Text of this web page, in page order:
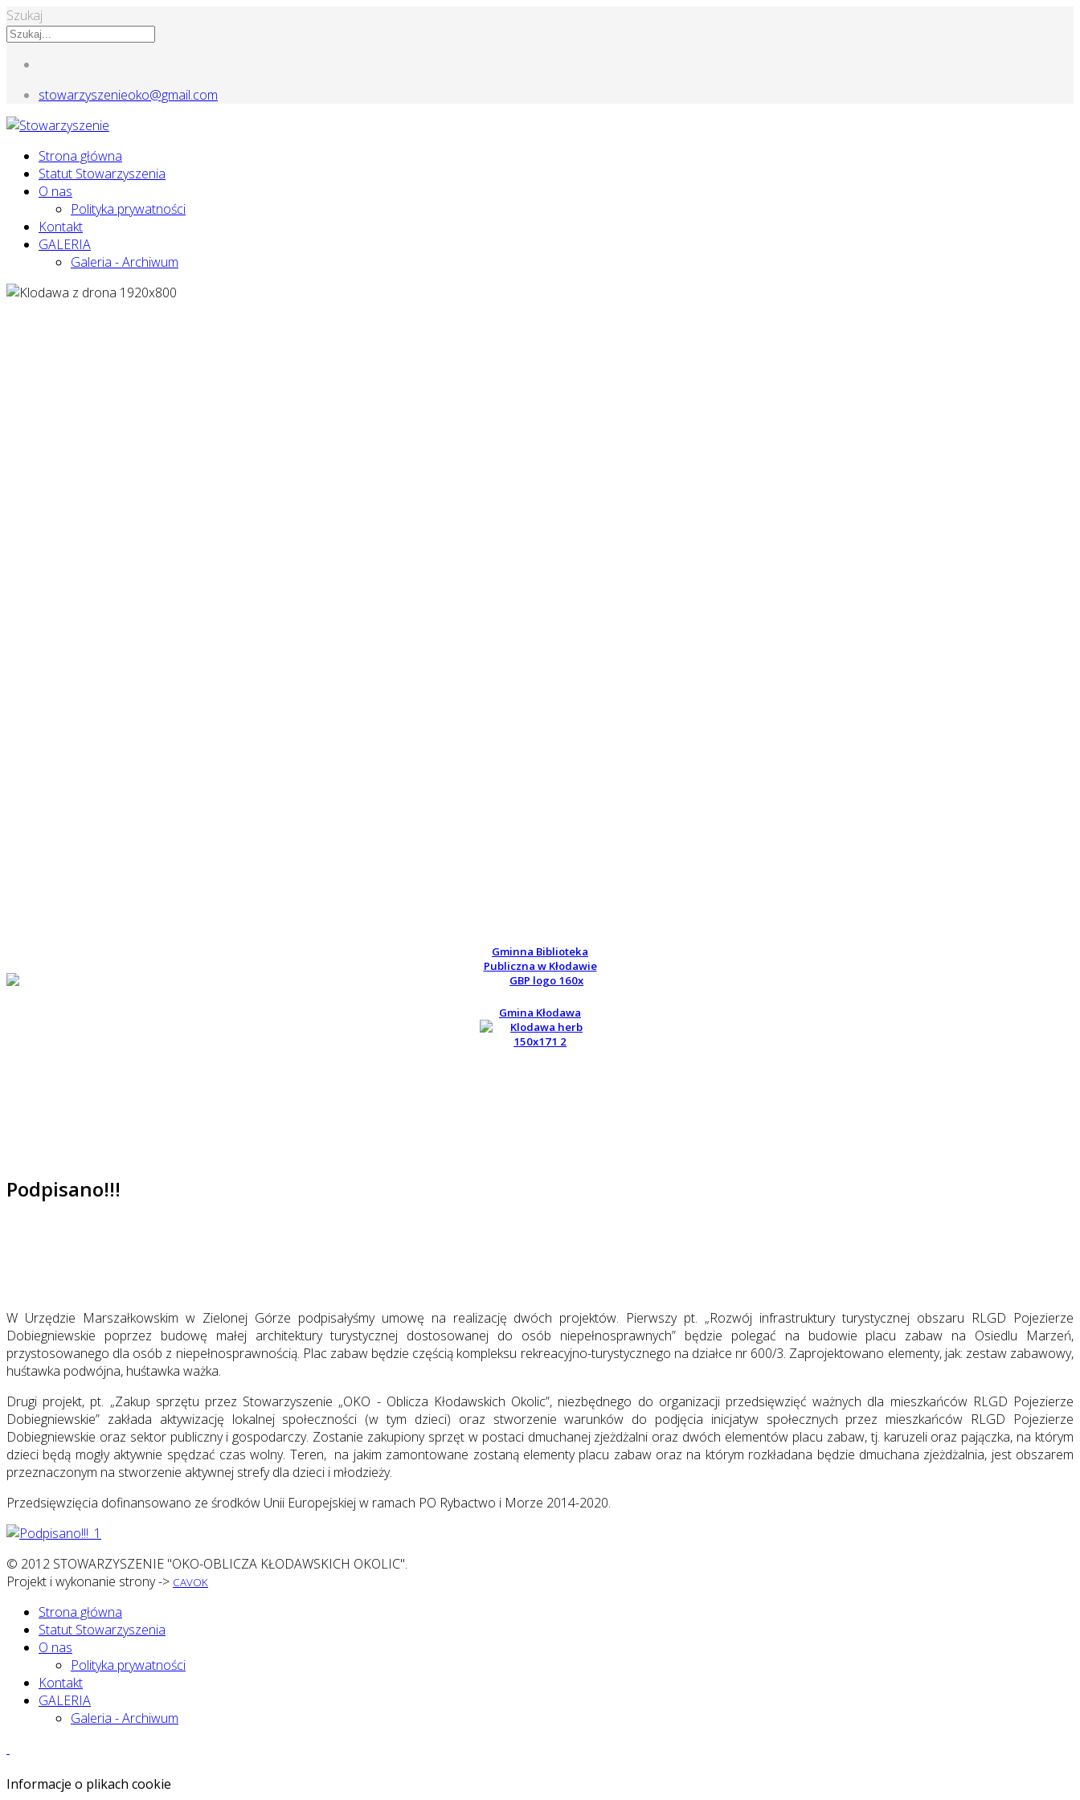
Szukaj
stowarzyszenieoko@gmail.com
Strona główna
Statut Stowarzyszenia
O nas
Polityka prywatności
Kontakt
GALERIA
Galeria - Archiwum
Gminna Biblioteka
Publiczna w Kłodawie
Gmina Kłodawa
Podpisano!!!
W Urzędzie Marszałkowskim w Zielonej Górze podpisałyśmy umowę na realizację dwóch projektów. Pierwszy pt. „Rozwój infrastruktury turystycznej obszaru RLGD Pojezierze
Dobiegniewskie poprzez budowę małej architektury turystycznej dostosowanej do osób niepełnosprawnych” będzie polegać na budowie placu zabaw na Osiedlu Marzeń,
przystosowanego dla osób z niepełnosprawnością. Plac zabaw będzie częścią kompleksu rekreacyjno-turystycznego na działce nr 600/3. Zaprojektowano elementy, jak: zestaw zabawowy,
huśtawka podwójna, huśtawka ważka.
Drugi projekt, pt. „Zakup sprzętu przez Stowarzyszenie „OKO - Oblicza Kłodawskich Okolic”, niezbędnego do organizacji przedsięwzięć ważnych dla mieszkańców RLGD Pojezierze
Dobiegniewskie” zakłada aktywizację lokalnej społeczności (w tym dzieci) oraz stworzenie warunków do podjęcia inicjatyw społecznych przez mieszkańców RLGD Pojezierze
Dobiegniewskie oraz sektor publiczny i gospodarczy. Zostanie zakupiony sprzęt w postaci dmuchanej zjeżdżalni oraz dwóch elementów placu zabaw, tj. karuzeli oraz pajączka, na którym
dzieci będą mogły aktywnie spędzać czas wolny. Teren, na jakim zamontowane zostaną elementy placu zabaw oraz na którym rozkładana będzie dmuchana zjeżdżalnia, jest obszarem
przeznaczonym na stworzenie aktywnej strefy dla dzieci i młodzieży.
Przedsięwzięcia dofinansowano ze środków Unii Europejskiej w ramach PO Rybactwo i Morze 2014-2020.
© 2012 STOWARZYSZENIE "OKO-OBLICZA KŁODAWSKICH OKOLIC".
Projekt i wykonanie strony -> CAVOK
Strona główna
Statut Stowarzyszenia
O nas
Polityka prywatności
Kontakt
GALERIA
Galeria - Archiwum
Informacje o plikach cookie